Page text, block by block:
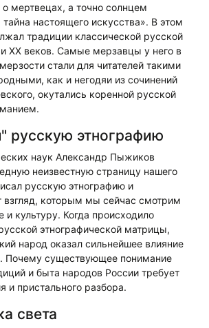
о мертвецах, а точно солнцем
тайна настоящего искусства». В этом
традиции классической русской
XX веков. Самые мерзавцы у него в
стали для читателей такими
как и негодяи из сочинений
окутались коренной русской
русскую этнографию
наук Александр Пыжиков
неизвестную страницу нашего
русскую этнографию и
взгляд, которым мы сейчас смотрим
и культуру. Когда происходило
этнографической матрицы,
народ оказал сильнейшее влияние
Почему существующее понимание
и быта народов России требует
и пристального разбора.
света